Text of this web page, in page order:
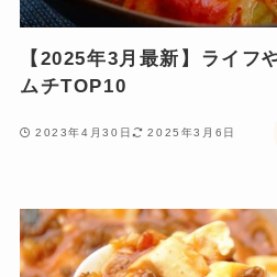
【2025年3月最新】ライフ
ムチTOP10
2023年4月30日 2025年3月6日